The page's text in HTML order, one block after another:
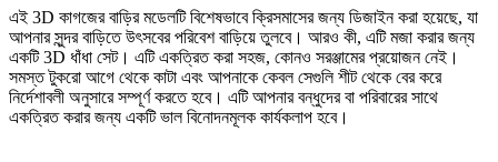
এই 3D কাগজের বাড়ির মডেলটি বিশেষভাবে ক্রিসমাসের জন্য ডিজাইন করা হয়েছে, যা
আপনার সুন্দর বাড়িতে উৎসবের পরিবেশ বাড়িয়ে তুলবে। আরও কী, এটি মজা করার জন্য
একটি 3D ধাঁধা সেট। এটি একত্রিত করা সহজ, কোনও সরঞ্জামের প্রয়োজন নেই।
সমস্ত টুকরো আগে থেকে কাটা এবং আপনাকে কেবল সেগুলি শীট থেকে বের করে
নির্দেশাবলী অনুসারে সম্পূর্ণ করতে হবে। এটি আপনার বন্ধুদের বা পরিবারের সাথে
একত্রিত করার জন্য একটি ভাল বিনোদনমূলক কার্যকলাপ হবে।